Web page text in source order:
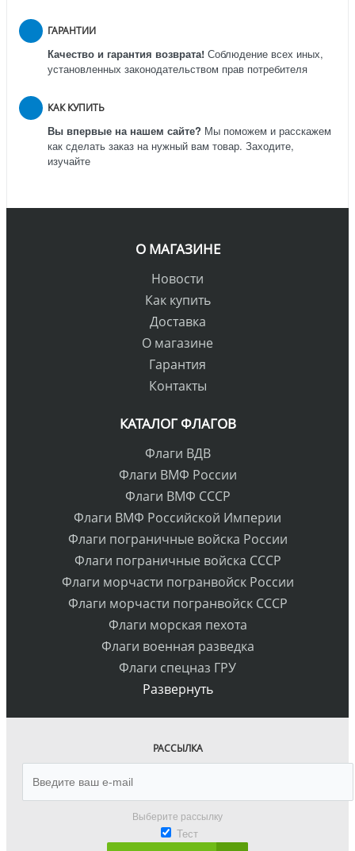
ГАРАНТИИ
Качество и гарантия возврата! Соблюдение всех иных,
установленных законодательством прав потребителя
КАК КУПИТЬ
Вы впервые на нашем сайте? Мы поможем и расскажем
как сделать заказ на нужный вам товар. Заходите,
изучайте
О МАГАЗИНЕ
Новости
Как купить
Доставка
О магазине
Гарантия
Контакты
КАТАЛОГ ФЛАГОВ
Флаги ВДВ
Флаги ВМФ России
Флаги ВМФ СССР
Флаги ВМФ Российской Империи
Флаги пограничные войска России
Флаги пограничные войска СССР
Флаги морчасти погранвойск России
Флаги морчасти погранвойск СССР
Флаги морская пехота
Флаги военная разведка
Флаги спецназ ГРУ
Развернуть
РАССЫЛКА
Выберите рассылку
Тест